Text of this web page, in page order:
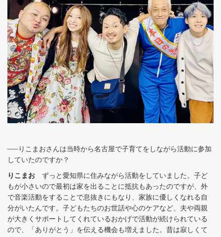
──りこまおさんは当時から名古屋で子育てをしながら活動に参加
していたのですか？
りこまお ずっと愛知県に住みながら活動をしていました。子ど
もが小さいので最初は家を出ることに抵抗もあったのですが、外
で音楽活動をすることで息抜きにもなり、家族に優しくなれる自
分がいたんです。子どもたちのお世話や心のケアなど、夫や両親
が大きくサポートしてくれているおかげで活動が続けられている
ので、「ありがとう」を伝える機会も増えました。昔は寂しくて